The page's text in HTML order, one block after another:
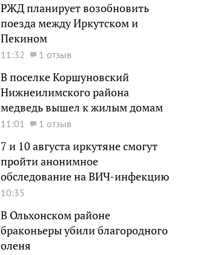
РЖД планирует возобновить
поезда между Иркутском и
Пекином
11:32 1 отзыв
В поселке Коршуновский
Нижнеилимского района
медведь вышел к жилым домам
11:01 1 отзыв
7 и 10 августа иркутяне смогут
пройти анонимное
обследование на ВИЧ-инфекцию
10:35
В Ольхонском районе
браконьеры убили благородного
оленя